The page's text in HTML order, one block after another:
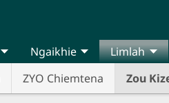
Ngaikhie
Limlah
ZYO Chiemtena Zou